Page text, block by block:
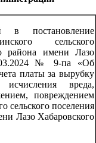
в постановление
сельского
района имени Лазо
№ 9-па «Об
платы за вырубку
вреда,
повреждением
сельского поселения
Лазо Хабаровского